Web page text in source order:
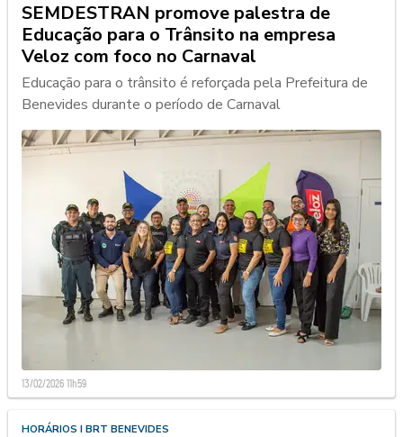
SEMDESTRAN promove palestra de
Educação para o Trânsito na empresa
Veloz com foco no Carnaval
Educação para o trânsito é reforçada pela Prefeitura de
Benevides durante o período de Carnaval
13/02/2026 11h59
HORÁRIOS I BRT BENEVIDES